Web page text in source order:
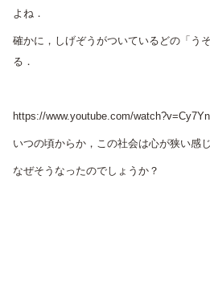
よね．
確かに，しげぞうがついているどの「う
る．
https://www.youtube.com/
いつの頃からか，この社会は心が狭い感
なぜそうなったのでしょうか？